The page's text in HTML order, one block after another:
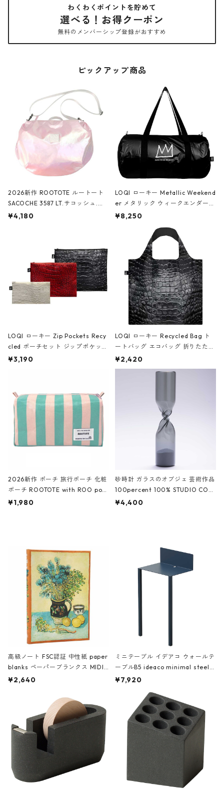
わくわくポイントを貯めて
選べる！お得クーポン
無料のメンバーシップ登録がおすすめ
ピックアップ商品
2026新作 ROOTOTE ルートート
SACOCHE 3587 LT.サコッシュ.ル
ミエ-B ショルダーバッグ グロスピ
¥4,180
LOQI ローキー Metallic Weekend
er メタリック ウィークエンダー
ボストンバッグ ショルダーバッグ
Black ジャン=ミッシェル・バスキ
ア/クラウン ブラック
¥8,250
LOQI ローキー Zip Pockets Recy
cled ポーチセット ジップポケット
ファスナーポーチ 撥水加工 トラベ
ーガンディー、オフホワイト
¥3,190
LOQI ローキー Recycled Bag ト
ートバッグ エコバッグ 折りたたみ
大きめ 撥水加工 収納ポーチ CRO
CODILE/Black クロコダイル/ブラ
¥2,420
2026新作 ポーチ 旅行ポーチ 化粧
ポーチ ROOTOTE with ROO pou
ch 3532 ルートート WR.ポーチ.ラ
¥1,980
砂時計 ガラスのオブジェ 芸術作品
100percent 100% STUDIO COH
AKU Timeless 100パーセント ス
¥4,400
高級ノート FSC認証 中性紙 paper
blanks ペーパーブランクス MIDI
ハードカバー 罫線 ヴァン・ゴッホ
¥2,640
ミニテーブル イデアコ ウォールテ
ーブルB5 ideaco minimal steel f
urniture WALL Table B5 ネイビー
¥7,920